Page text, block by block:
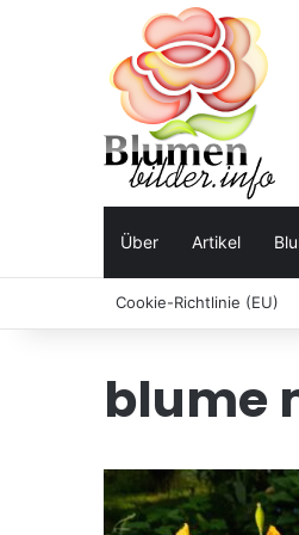
Über Artikel
Cookie-Richtlinie (EU)
blume